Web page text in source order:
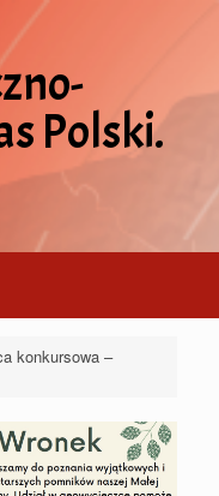
Polski.
konkursowa –